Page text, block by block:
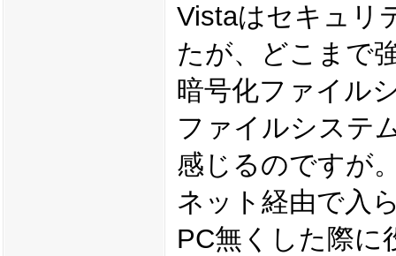
Vistaはセキュリ
たが、どこまで
暗号化ファイル
ファイルシステ
感じるのですが
ネット経由で入
PC無くした際に